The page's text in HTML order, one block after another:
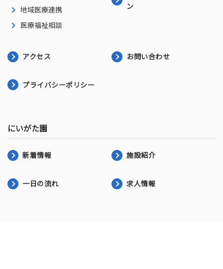
地域医療連携
医療福祉相談
ン
アクセス お問い合わせ
プライバシーポリシー
にいがた園
新着情報 施設紹介
一日の流れ 求人情報